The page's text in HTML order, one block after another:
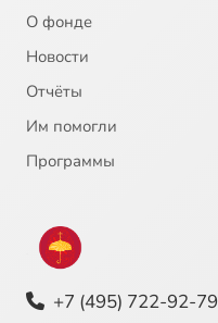
О фонде
Новости
Отчёты
Им помогли
Программы
+7 (495) 722-92-79